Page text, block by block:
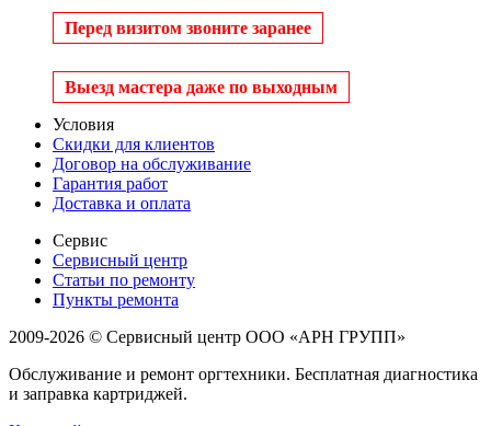
Перед визитом звоните заранее
Выезд мастера даже по выходным
Условия
Скидки для клиентов
Договор на обслуживание
Гарантия работ
Доставка и оплата
Сервис
Сервисный центр
Статьи по ремонту
Пункты ремонта
2009-2026 © Сервисный центр ООО «АРН ГРУПП»
Обслуживание и ремонт оргтехники. Бесплатная диагностика
и заправка картриджей.